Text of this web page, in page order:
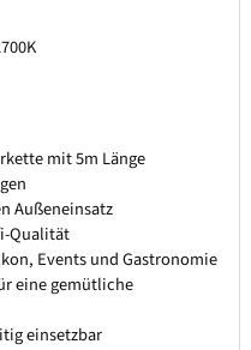
mit 5m Länge
Außeneinsatz
Qualität
Events und Gastronomie
eine gemütliche
einsetzbar